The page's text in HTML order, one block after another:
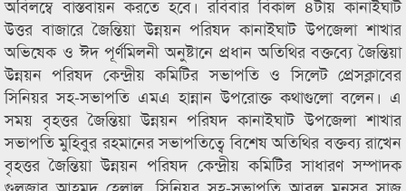
অবিলম্বে বাস্তবায়ন করতে হবে। রবিবার বিকাল ৪টায় কানাইঘাট
উত্তর বাজারে জৈন্তিয়া উন্নয়ন পরিষদ কানাইঘাট উপজেলা শাখার
অভিষেক ও ঈদ পূর্ণমিলনী অনুষ্টানে প্রধান অতিথির বক্তব্যে জৈন্তিয়া
উন্নয়ন পরিষদ কেন্দ্রীয় কমিটির সভাপতি ও সিলেট প্রেসক্লাবের
সিনিয়র সহ-সভাপতি এমএ হান্নান উপরোক্ত কথাগুলো বলেন। এ
সময় বৃহত্তর জৈন্তিয়া উন্নয়ন পরিষদ কানাইঘাট উপজেলা শাখার
সভাপতি মুহিবুর রহমানের সভাপতিত্বে বিশেষ অতিথির বক্তব্য রাখেন
বৃহত্তর জৈন্তিয়া উন্নয়ন পরিষদ কেন্দ্রীয় কমিটির সাধারণ সম্পাদক